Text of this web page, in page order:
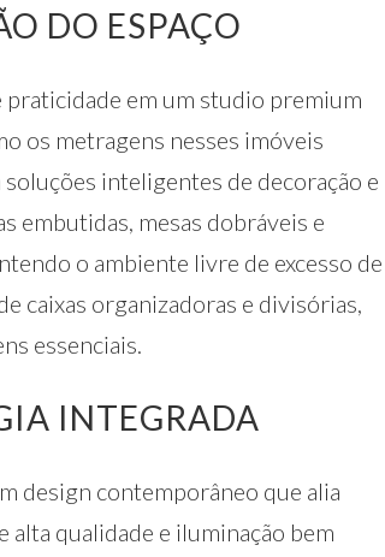
DO ESPAÇO
em um studio premium
os metragens nesses imóveis
inteligentes de decoração e
embutidas, mesas dobráveis e
o ambiente livre de excesso de
caixas organizadoras e divisórias,
essenciais.
INTEGRADA
design contemporâneo que alia
qualidade e iluminação bem